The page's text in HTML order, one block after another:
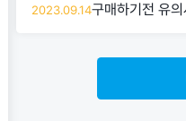
2023.09.14구매하기전 유